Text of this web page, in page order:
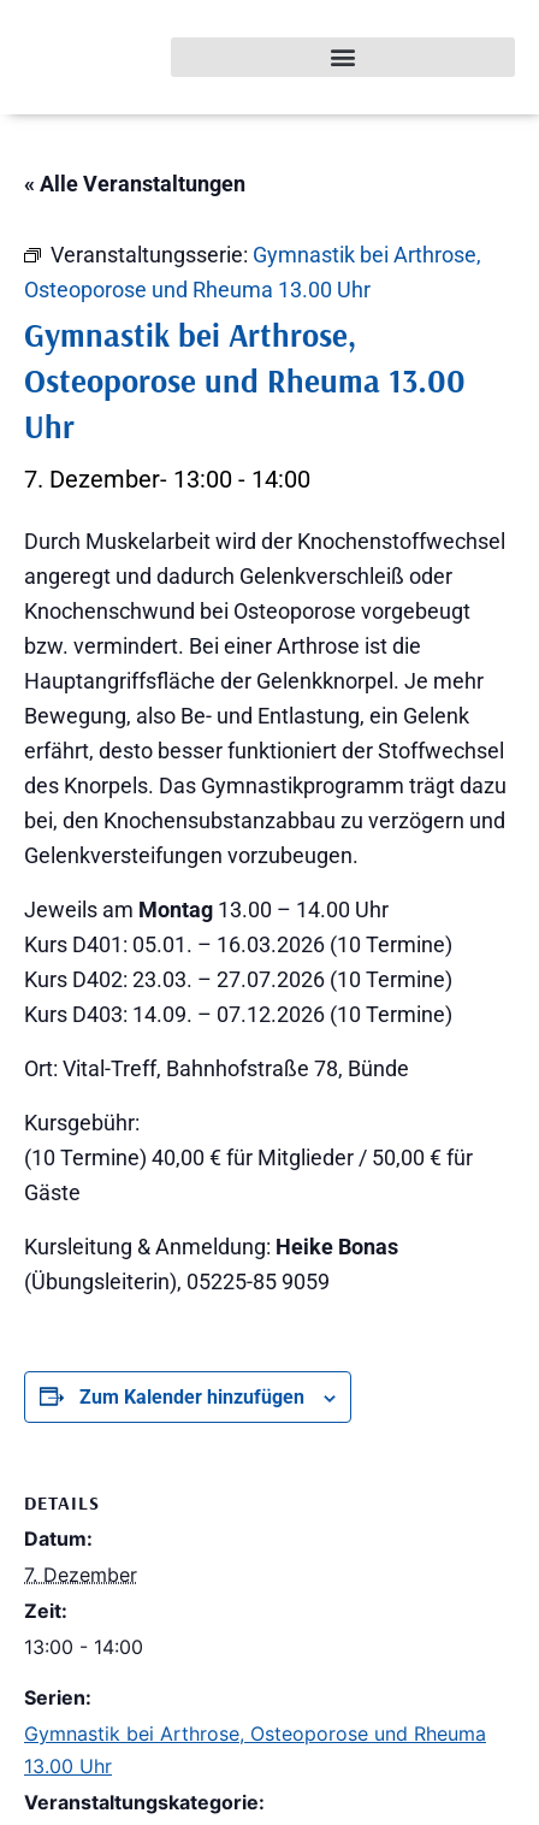
« Alle Veranstaltungen
Veranstaltungsserie: Gymnastik bei Arthrose,
Osteoporose und Rheuma 13.00 Uhr
Gymnastik bei Arthrose,
Osteoporose und Rheuma 13.00
Uhr
7. Dezember- 13:00 - 14:00
Durch Muskelarbeit wird der Knochenstoffwechsel
angeregt und dadurch Gelenkverschleiß oder
Knochenschwund bei Osteoporose vorgebeugt
bzw. vermindert. Bei einer Arthrose ist die
Hauptangriffsfläche der Gelenkknorpel. Je mehr
Bewegung, also Be- und Entlastung, ein Gelenk
erfährt, desto besser funktioniert der Stoffwechsel
des Knorpels. Das Gymnastikprogramm trägt dazu
bei, den Knochensubstanzabbau zu verzögern und
Gelenkversteifungen vorzubeugen.
Jeweils am Montag 13.00 – 14.00 Uhr
Kurs D401: 05.01. – 16.03.2026 (10 Termine)
Kurs D402: 23.03. – 27.07.2026 (10 Termine)
Kurs D403: 14.09. – 07.12.2026 (10 Termine)
Ort: Vital-Treff, Bahnhofstraße 78, Bünde
Kursgebühr:
(10 Termine) 40,00 € für Mitglieder / 50,00 € für
Gäste
Kursleitung & Anmeldung: Heike Bonas
(Übungsleiterin), 05225-85 9059
Zum Kalender hinzufügen
DETAILS
Datum:
7. Dezember
Zeit:
13:00 - 14:00
Serien:
Gymnastik bei Arthrose, Osteoporose und Rheuma
13.00 Uhr
Veranstaltungskategorie: